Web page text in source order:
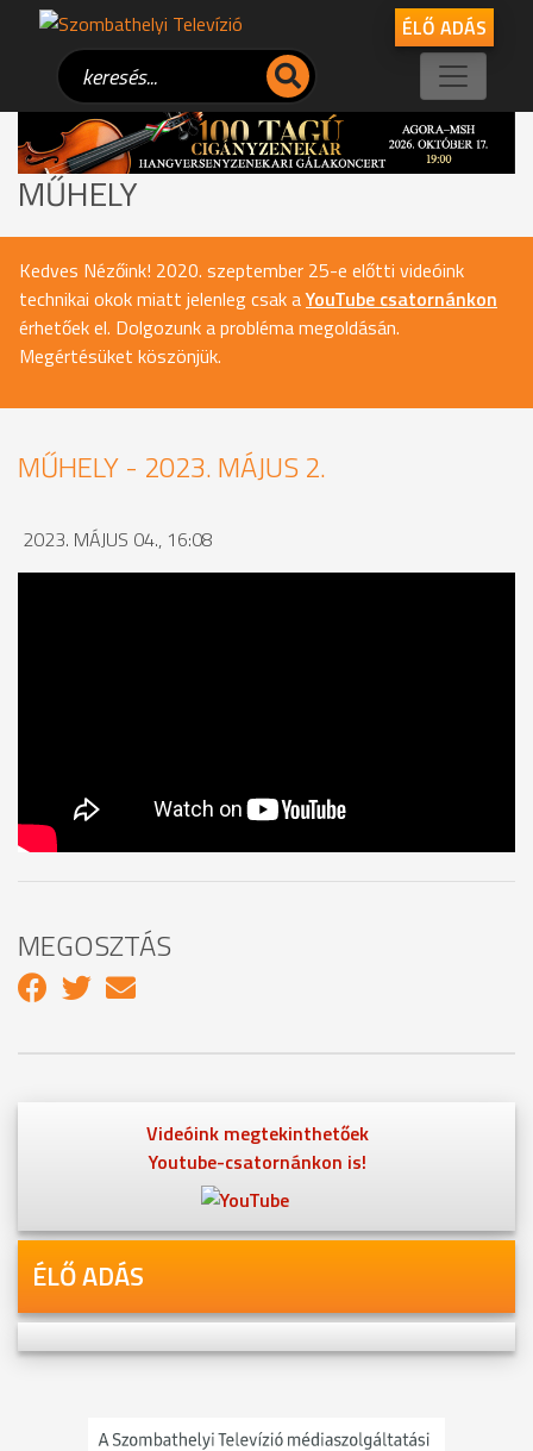
ÉLŐ ADÁS
MŰHELY
Kedves Nézőink! 2020. szeptember 25-e előtti videóink
technikai okok miatt jelenleg csak aYouTube csatornánkon
érhetőek el. Dolgozunk a probléma megoldásán.
Megértésüket köszönjük.
MŰHELY - 2023. MÁJUS 2.
2023. MÁJUS 04., 16:08
MEGOSZTÁS
Videóink megtekinthetőek
Youtube-csatornánkon is!
ÉLŐ ADÁS